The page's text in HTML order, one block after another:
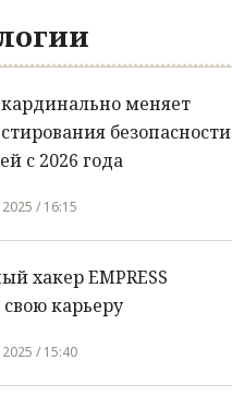
кардинально меняет
безопасности
с 2026 года
/ 16:15
хакер EMPRESS
карьеру
/ 15:40